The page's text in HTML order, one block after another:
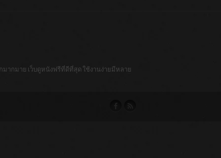
ากมาย เว็บดูหนังฟรีที่ดีที่สุด ใช้งานง่ายมีหลาย